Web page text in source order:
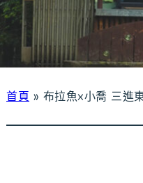
首頁 » 布拉魚x小喬 三進